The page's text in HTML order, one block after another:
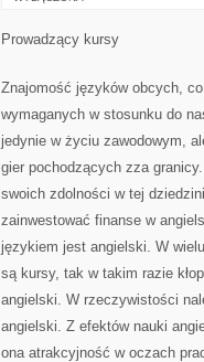
Prowadzący kursy
Znajomość języków obcych,
wymaganych w stosunku do
jedynie w życiu zawodowym,
gier pochodzących zza
swoich zdolności w tej
zainwestować finanse w
językiem jest angielski. W
są kursy, tak w takim razie
angielski. W rzeczywistości
angielski. Z efektów nauki
ona atrakcyjność w oczach